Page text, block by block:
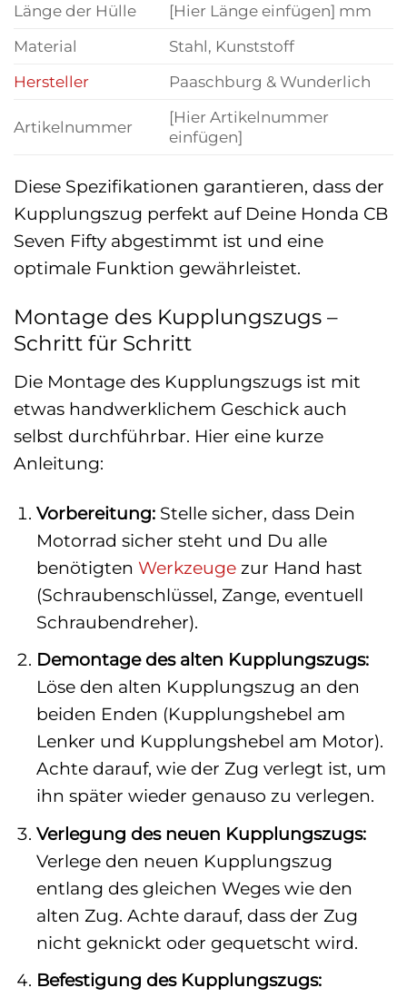
Länge der Hülle
[Hier Länge einfügen] mm
Material
Stahl, Kunststoff
Hersteller
Paaschburg & Wunderlich
Artikelnummer
[Hier Artikelnummer
einfügen]
Diese Spezifikationen garantieren, dass der
Kupplungszug perfekt auf Deine Honda CB
Seven Fifty abgestimmt ist und eine
optimale Funktion gewährleistet.
Montage des Kupplungszugs –
Schritt für Schritt
Die Montage des Kupplungszugs ist mit
etwas handwerklichem Geschick auch
selbst durchführbar. Hier eine kurze
Anleitung:
Vorbereitung:Stelle sicher, dass Dein
Motorrad sicher steht und Du alle
benötigten Werkzeugezur Hand hast
(Schraubenschlüssel, Zange, eventuell
Schraubendreher).
Demontage des alten Kupplungszugs:
Löse den alten Kupplungszug an den
beiden Enden (Kupplungshebel am
Lenker und Kupplungshebel am Motor).
Achte darauf, wie der Zug verlegt ist, um
ihn später wieder genauso zu verlegen.
Verlegung des neuen Kupplungszugs:
Verlege den neuen Kupplungszug
entlang des gleichen Weges wie den
alten Zug. Achte darauf, dass der Zug
nicht geknickt oder gequetscht wird.
Befestigung des Kupplungszugs: